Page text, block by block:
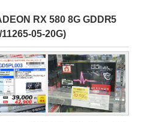
RX 580 8G GDDR5
05-20G)